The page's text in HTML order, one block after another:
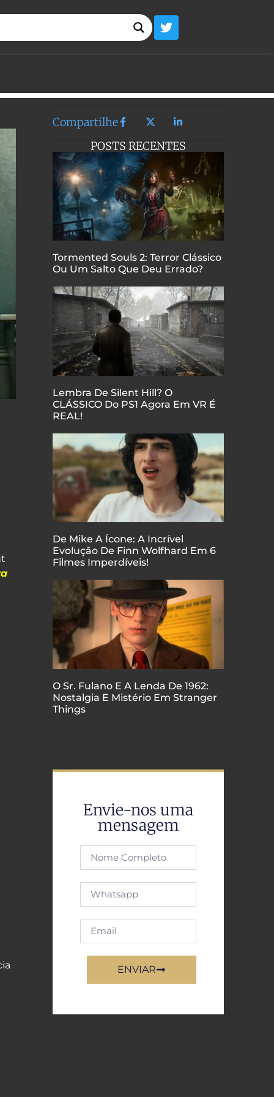
Compartilhe
POSTS RECENTES
Tormented Souls 2: Terror Clássico
Ou Um Salto Que Deu Errado?
Lembra De Silent Hill? O
CLÁSSICO Do PS1 Agora Em VR É
REAL!
De Mike A Ícone: A Incrível
Evolução De Finn Wolfhard Em 6
Filmes Imperdíveis!
O Sr. Fulano E A Lenda De 1962:
Nostalgia E Mistério Em Stranger
Things
Envie-nos uma
mensagem
ENVIAR